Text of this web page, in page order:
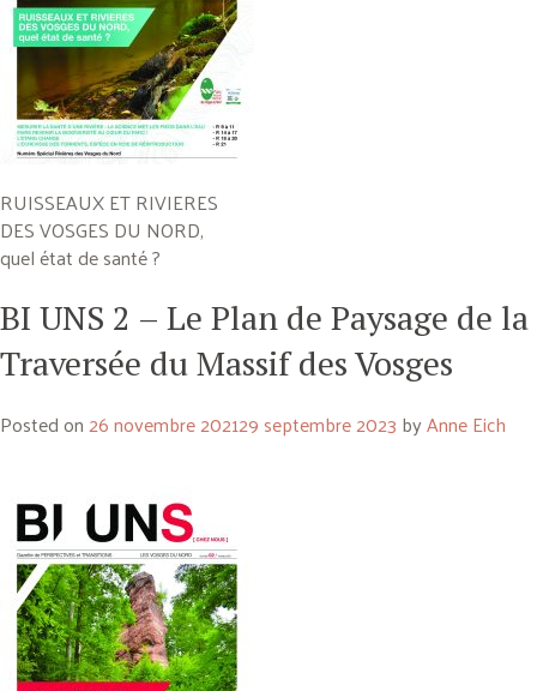
RUISSEAUX ET RIVIERES
DES VOSGES DU NORD,
quel état de santé ?
BI UNS 2 – Le Plan de Paysage de la
Traversée du Massif des Vosges
Posted on26 novembre 202129 septembre 2023 byAnne Eich